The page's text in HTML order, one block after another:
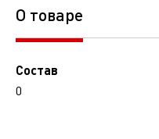
О товаре
Состав
0